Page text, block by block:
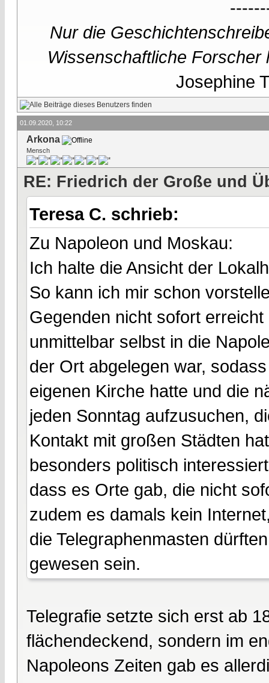
Nur die
Wissenschaftliche
Josephine
01.09.2020, 10:22
Arkona
Mensch
RE: Friedrich der Große und
Teresa C. schrieb:
Zu Napoleon und Moskau:
Ich halte die Ansicht der
So kann ich mir schon
Gegenden nicht sofort
unmittelbar selbst in die
der Ort abgelegen war,
eigenen Kirche hatte und die
jeden Sonntag aufzusuchen,
Kontakt mit großen Städten
besonders politisch
dass es Orte gab, die nicht
zudem es damals kein
die Telegraphenmasten
gewesen sein.
Telegrafie setzte sich erst ab
flächendeckend, sondern im
Napoleons Zeiten gab es